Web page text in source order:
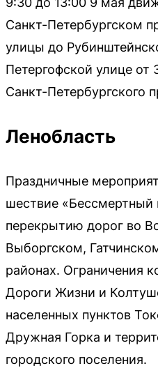
Санкт-Петербургском
улицы до
Петергофской улице от
Санкт-Петербургского
Ленобласть
Праздничные
шествие «Бессмертный
перекрытию дорог во
Выборгском,
районах. Ограничения
Дороги Жизни и
населенных пунктов
Дружная Горка и
городского поселения.